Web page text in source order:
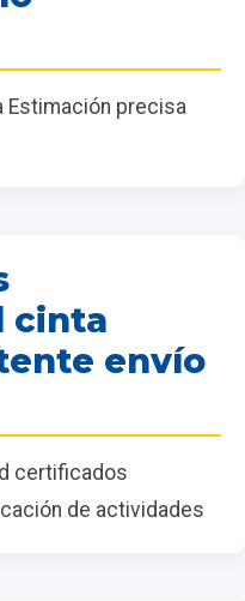
Estimación precisa
cinta
envío
certificados
de actividades